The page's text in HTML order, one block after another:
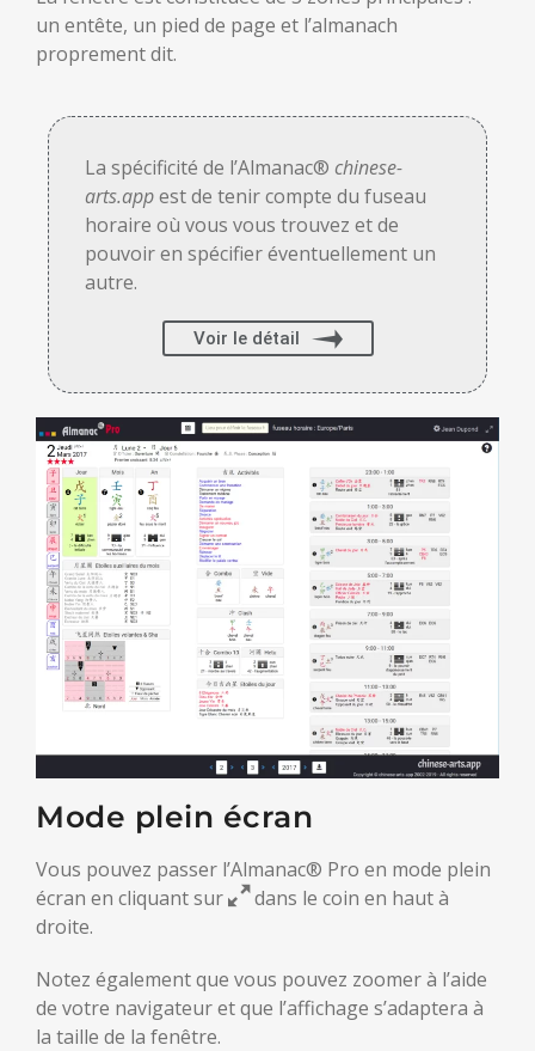
un entête, un pied de page et l’almanach
proprement dit.
La spécificité de l’Almanac® chinese-
arts.appest de tenir compte du fuseau
horaire où vous vous trouvez et de
pouvoir en spécifier éventuellement un
autre.
Voir le détail
Mode plein écran
Vous pouvez passer l’Almanac® Pro en mode plein
écran en cliquant sur
dans le coin en haut à
droite.
Notez également que vous pouvez zoomer à l’aide
de votre navigateur et que l’affichage s’adaptera à
la taille de la fenêtre.